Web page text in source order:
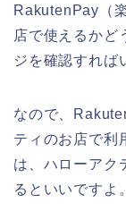
RakutenPay（
店で使えるかど
ジを確認すれば
なので、
ティのお店で利
は、ハローアク
るといいですよ。